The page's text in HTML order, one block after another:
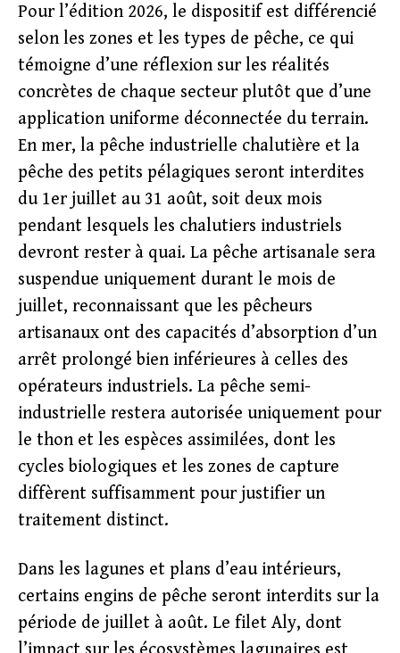
Pour l’édition 2026, le dispositif est différencié
selon les zones et les types de pêche, ce qui
témoigne d’une réflexion sur les réalités
concrètes de chaque secteur plutôt que d’une
application uniforme déconnectée du terrain.
En mer, la pêche industrielle chalutière et la
pêche des petits pélagiques seront interdites
du 1er juillet au 31 août, soit deux mois
pendant lesquels les chalutiers industriels
devront rester à quai. La pêche artisanale sera
suspendue uniquement durant le mois de
juillet, reconnaissant que les pêcheurs
artisanaux ont des capacités d’absorption d’un
arrêt prolongé bien inférieures à celles des
opérateurs industriels. La pêche semi-
industrielle restera autorisée uniquement pour
le thon et les espèces assimilées, dont les
cycles biologiques et les zones de capture
diffèrent suffisamment pour justifier un
traitement distinct.
Dans les lagunes et plans d’eau intérieurs,
certains engins de pêche seront interdits sur la
période de juillet à août. Le filet Aly, dont